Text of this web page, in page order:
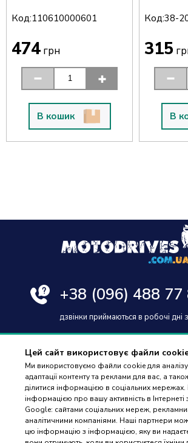
Цей сайт використовує файли
Ми використовуємо файли cookie для аналізу
адаптації контенту та реклами для вас, а
ділитися інформацією в соціальних
інформацією про вашу активність в
Google: сайтами соціальних мереж,
аналітичними компаніями. Наші партнери
цю інформацію з інформацією, яку ви
Код:110610000601
474 грн
В кошик
Код:38-
315
В
+38 (096) 488 77
дзвінки приймаються в робочі
Оплата та доставка
Гарантія і повернення
Контакти